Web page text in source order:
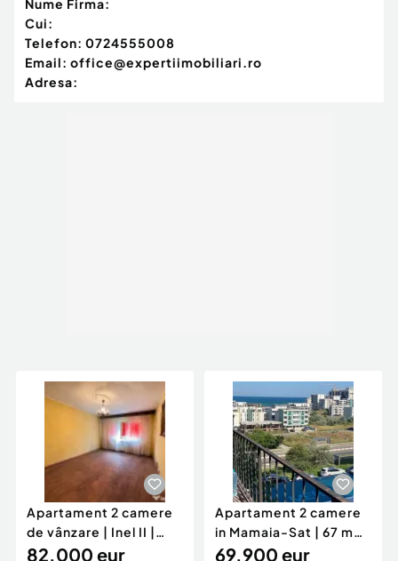
Nume Firma:
Cui:
Telefon: 0724555008
Email: office@expertiimobiliari.ro
Adresa:
Apartament 2 camere
de vânzare | Inel II |
Parter
82.000 eur
Apartament 2 camere
in Mamaia-Sat | 67 mp |
Vedere la mare |
69.900 eur